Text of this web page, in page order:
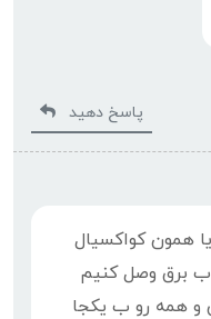
پاسخ دهید
ببخشین برای کشیدن کابل rg59یا همون کواکسیال
ب برق وصل کنیم
و همه رو ب یکجا